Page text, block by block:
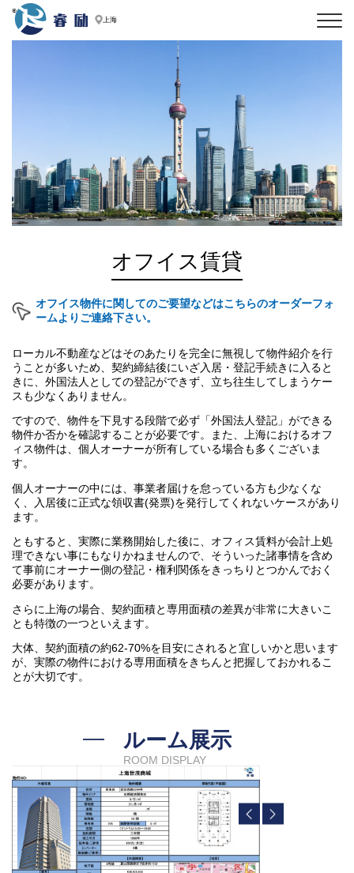
上海
ホーム
業務紹介
業界ニュース
会社情報
Q&A
CN
お問い合わせ
021-31029201
定休日：水曜日、日曜日と国の規定の祝日
日本から（固定電話）の場合は、0086-2151113981
日本から（携帯電話）の場合は、+86-2151113981
オフイス賃貸
オフイス物件に関してのご要望などはこちらのオーダーフォ
ームよりご連絡下さい。
ローカル不動産などはそのあたりを完全に無視して物件紹介を行
うことが多いため、契約締結後にいざ入居・登記手続きに入ると
きに、外国法人としての登記ができず、立ち往生してしまうケー
スも少なくありません。
ですので、物件を下見する段階で必ず「外国法人登記」ができる
物件か否かを確認することが必要です。また、上海におけるオフ
ィス物件は、個人オーナーが所有している場合も多くございま
す。
個人オーナーの中には、事業者届けを怠っている方も少なくな
く、入居後に正式な領収書(発票)を発行してくれないケースがあり
ます。
ともすると、実際に業務開始した後に、オフィス賃料が会計上処
理できない事にもなりかねませんので、そういった諸事情を含め
て事前にオーナー側の登記・権利関係をきっちりとつかんでおく
必要があります。
さらに上海の場合、契約面積と専用面積の差異が非常に大きいこ
とも特徴の一つといえます。
大体、契約面積の約62-70%を目安にされると宜しいかと思います
が、実際の物件における専用面積をきちんと把握しておかれるこ
とが大切です。
— ルーム展示
ROOM DISPLAY